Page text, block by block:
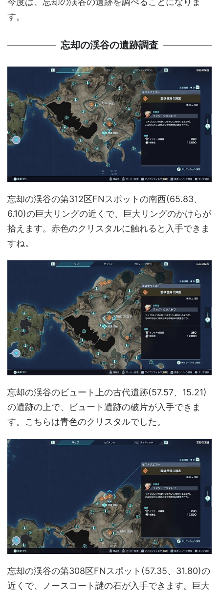
す。
忘却の渓谷の遺跡調査
忘却の渓谷の第312区FNスポットの南西(65.83、
6.10)の巨大リングの近くで、巨大リングのかけらが
拾えます。赤色のクリスタルに触れると入手できま
すね。
忘却の渓谷のビュート上の古代遺跡(57.57、15.21)
の遺跡の上で、ビュート遺跡の破片が入手できま
す。こちらは青色のクリスタルでした。
忘却の渓谷の第308区FNスポット(57.35、31.80)の
近くで、ノースコート謎の石が入手できます。巨大